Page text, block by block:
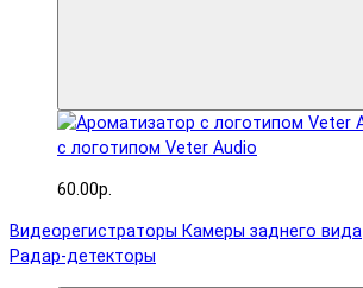
с логотипом Veter Audio
60.00р.
Видеорегистраторы Камеры заднего вида
Радар-детекторы